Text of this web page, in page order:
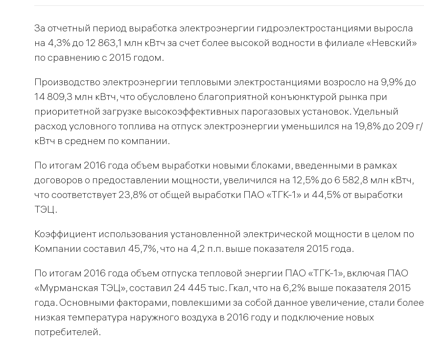
За отчетный период выработка электроэнергии гидроэлектростанциями выросла
на 4,3% до 12 863,1 млн кВтч за счет более высокой водности в филиале «Невский»
по сравнению с 2015 годом.
Производство электроэнергии тепловыми электростанциями возросло на 9,9% до
14 809,3 млн кВтч, что обусловлено благоприятной конъюнктурой рынка при
приоритетной загрузке высокоэффективных парогазовых установок. Удельный
расход условного топлива на отпуск электроэнергии уменьшился на 19,8% до 209 г/
кВтч в среднем по компании.
По итогам 2016 года объем выработки новыми блоками, введенными в рамках
договоров о предоставлении мощности, увеличился на 12,5% до 6 582,8 млн кВтч,
что соответствует 23,8% от общей выработки ПАО «ТГК-1» и 44,5% от выработки
ТЭЦ.
Коэффициент использования установленной электрической мощности в целом по
Компании составил 45,7%, что на 4,2 п.п. выше показателя 2015 года.
По итогам 2016 года объем отпуска тепловой энергии ПАО «ТГК-1», включая ПАО
«Мурманская ТЭЦ», составил 24 445 тыс. Гкал, что на 6,2% выше показателя 2015
года. Основными факторами, повлекшими за собой данное увеличение, стали более
низкая температура наружного воздуха в 2016 году и подключение новых
потребителей.